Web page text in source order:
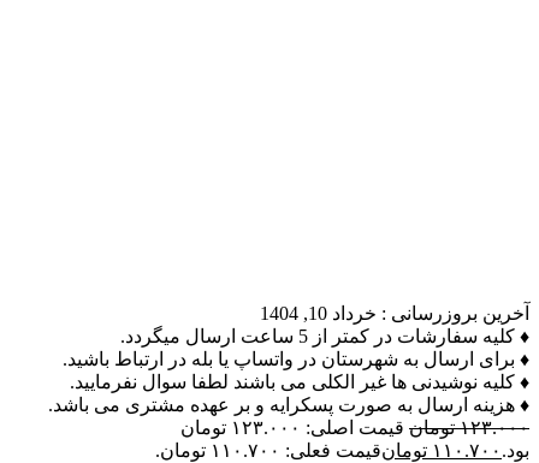
آخرین بروزرسانی : خرداد 10, 1404
♦ کلیه سفارشات در کمتر از 5 ساعت ارسال میگردد.
♦ برای ارسال به شهرستان در واتساپ یا بله در ارتباط باشید.
♦ کلیه نوشیدنی ها غیر الکلی می باشند لطفا سوال نفرمایید.
♦ هزینه ارسال به صورت پسکرایه و بر عهده مشتری می باشد.
۱۲۳.۰۰۰ تومان
قیمت اصلی: ۱۲۳.۰۰۰ تومان
بود. ۱۱۰.۷۰۰ تومانقیمت فعلی: ۱۱۰.۷۰۰ تومان.